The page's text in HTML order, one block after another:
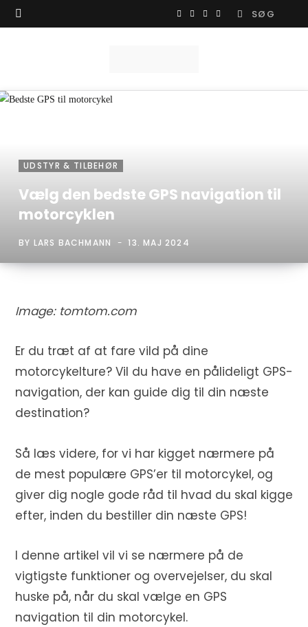
Search
F I Y X
e
)
UDSTYR & TILBEHØR
Vælg den bedste GPS navigation til
motorcyklen
BY LARS BACHMANN 13. MAJ 2024
Image: tomtom.com
Er du træt af at fare vild på dine
motorcykelture? Vil du have en pålideligt GPS-
navigation, der kan guide dig til din næste
destination?
Så læs videre, for vi har kigget nærmere på
de mest populære GPS’er til motorcykel, og
giver dig nogle gode råd til hvad du skal kigge
efter, inden du bestiller din næste GPS!
I denne artikel vil vi se nærmere på de
vigtigste funktioner og overvejelser, du skal
huske på, når du skal vælge en GPS
navigation til din motorcykel.